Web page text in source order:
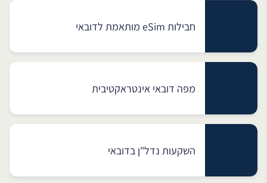
חבילות eSim מותאמת לדובאי
מפה דובאי אינטראקטיבית
השקעות נדל"ן בדובאי